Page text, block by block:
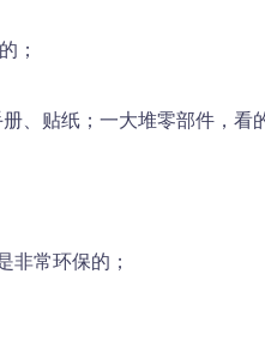
；
、贴纸；一大堆零部件，看
非常环保的；